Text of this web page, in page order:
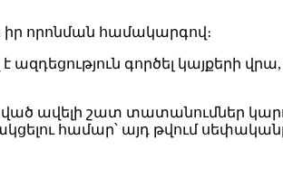
իր որոնման համակարգով։
գործել կայքերի
ավելի շատ տատանումներ կարող
համար՝ այդ թվում